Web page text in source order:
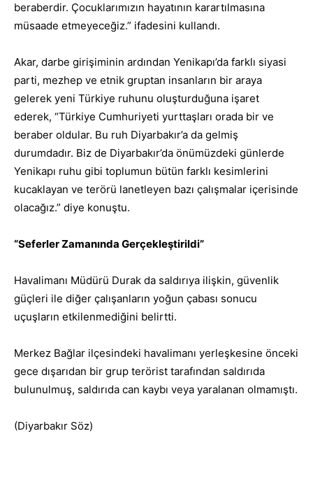
beraberdir. Çocuklarımızın hayatının karartılmasına
müsaade etmeyeceğiz.” ifadesini kullandı.
Akar, darbe girişiminin ardından Yenikapı’da farklı siyasi
parti, mezhep ve etnik gruptan insanların bir araya
gelerek yeni Türkiye ruhunu oluşturduğuna işaret
ederek, “Türkiye Cumhuriyeti yurttaşları orada bir ve
beraber oldular. Bu ruh Diyarbakır’a da gelmiş
durumdadır. Biz de Diyarbakır’da önümüzdeki günlerde
Yenikapı ruhu gibi toplumun bütün farklı kesimlerini
kucaklayan ve terörü lanetleyen bazı çalışmalar içerisinde
olacağız.” diye konuştu.
“Seferler Zamanında Gerçekleştirildi”
Havalimanı Müdürü Durak da saldırıya ilişkin, güvenlik
güçleri ile diğer çalışanların yoğun çabası sonucu
uçuşların etkilenmediğini belirtti.
Merkez Bağlar ilçesindeki havalimanı yerleşkesine önceki
gece dışarıdan bir grup terörist tarafından saldırıda
bulunulmuş, saldırıda can kaybı veya yaralanan olmamıştı.
(Diyarbakır Söz)